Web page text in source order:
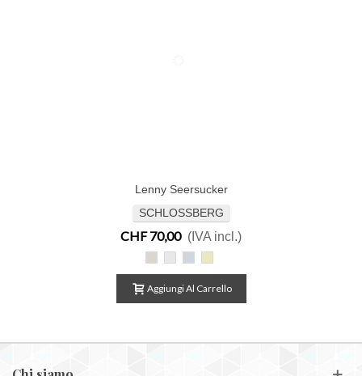
Lenny Seersucker
SCHLOSSBERG
CHF 70,00 (IVA incl.)
Aggiungi Al Carrello